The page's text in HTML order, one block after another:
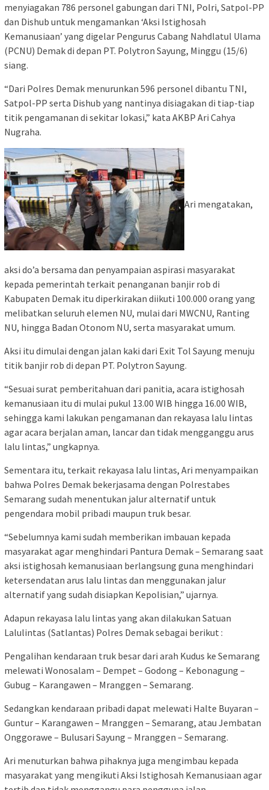
menyiagakan 786 personel gabungan dari TNI, Polri, Satpol-PP
dan Dishub untuk mengamankan ‘Aksi Istighosah
Kemanusiaan’ yang digelar Pengurus Cabang Nahdlatul Ulama
(PCNU) Demak di depan PT. Polytron Sayung, Minggu (15/6)
siang.
“Dari Polres Demak menurunkan 596 personel dibantu TNI,
Satpol-PP serta Dishub yang nantinya disiagakan di tiap-tiap
titik pengamanan di sekitar lokasi,” kata AKBP Ari Cahya
Nugraha.
Ari mengatakan,
aksi do’a bersama dan penyampaian aspirasi masyarakat
kepada pemerintah terkait penanganan banjir rob di
Kabupaten Demak itu diperkirakan diikuti 100.000 orang yang
melibatkan seluruh elemen NU, mulai dari MWCNU, Ranting
NU, hingga Badan Otonom NU, serta masyarakat umum.
Aksi itu dimulai dengan jalan kaki dari Exit Tol Sayung menuju
titik banjir rob di depan PT. Polytron Sayung.
“Sesuai surat pemberitahuan dari panitia, acara istighosah
kemanusiaan itu di mulai pukul 13.00 WIB hingga 16.00 WIB,
sehingga kami lakukan pengamanan dan rekayasa lalu lintas
agar acara berjalan aman, lancar dan tidak mengganggu arus
lalu lintas,” ungkapnya.
Sementara itu, terkait rekayasa lalu lintas, Ari menyampaikan
bahwa Polres Demak bekerjasama dengan Polrestabes
Semarang sudah menentukan jalur alternatif untuk
pengendara mobil pribadi maupun truk besar.
“Sebelumnya kami sudah memberikan imbauan kepada
masyarakat agar menghindari Pantura Demak – Semarang saat
aksi istighosah kemanusiaan berlangsung guna menghindari
ketersendatan arus lalu lintas dan menggunakan jalur
alternatif yang sudah disiapkan Kepolisian,” ujarnya.
Adapun rekayasa lalu lintas yang akan dilakukan Satuan
Lalulintas (Satlantas) Polres Demak sebagai berikut :
Pengalihan kendaraan truk besar dari arah Kudus ke Semarang
melewati Wonosalam – Dempet – Godong – Kebonagung –
Gubug – Karangawen – Mranggen – Semarang.
Sedangkan kendaraan pribadi dapat melewati Halte Buyaran –
Guntur – Karangawen – Mranggen – Semarang, atau Jembatan
Onggorawe – Bulusari Sayung – Mranggen – Semarang.
Ari menuturkan bahwa pihaknya juga mengimbau kepada
masyarakat yang mengikuti Aksi Istighosah Kemanusiaan agar